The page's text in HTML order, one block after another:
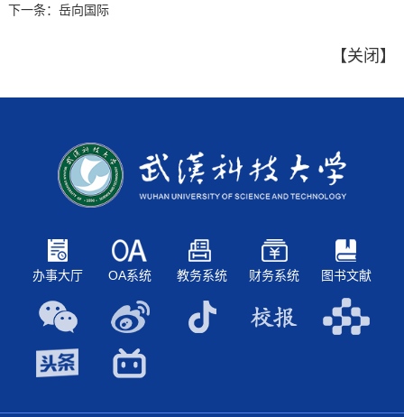
下一条： 岳向国际
【关闭 】
办事大厅 OA系统 教务系统 财务系统 图书文献